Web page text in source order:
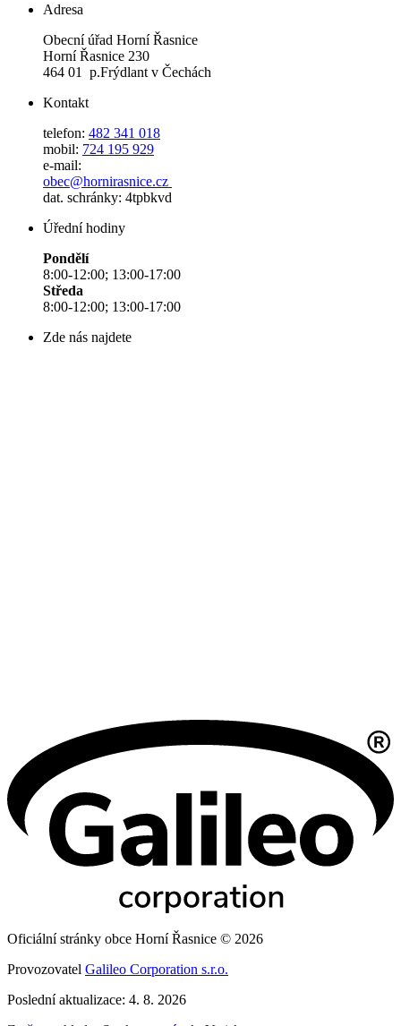
Adresa
Obecní úřad Horní Řasnice
Horní Řasnice 230
464 01 p.Frýdlant v Čechách
Kontakt
telefon: 482 341 018
mobil: 724 195 929
e-mail:
obec@hornirasnice.cz
dat. schránky: 4tpbkvd
Úřední hodiny
Pondělí
8:00-12:00; 13:00-17:00
Středa
8:00-12:00; 13:00-17:00
Zde nás najdete
Oficiální stránky obce Horní Řasnice © 2026
Provozovatel Galileo Corporation s.r.o.
Poslední aktualizace: 4. 8. 2026